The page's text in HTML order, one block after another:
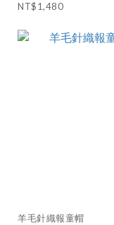
NT$1,480
羊毛針織報童帽